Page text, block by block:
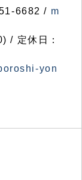
6682 / m
/ 定休日：
yon